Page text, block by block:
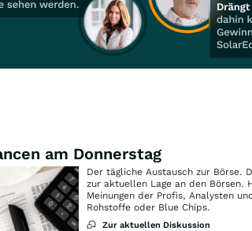
am Donnerstag
Der tägliche Austausch zur Börse.
zur aktuellen Lage an den Börsen.
Meinungen der Profis, Analysten
Rohstoffe oder Blue Chips.
Zur aktuellen Diskussion